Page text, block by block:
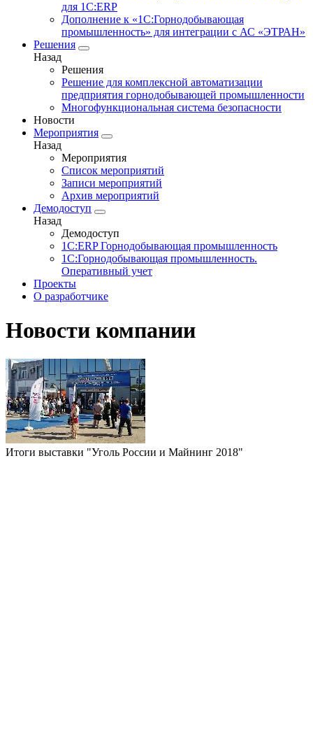
для 1С:ERP
Дополнение к «1С:Горнодобывающая
промышленность» для интеграции с АС «ЭТРАН»
Решения
Назад
Решения
Решение для комплексной автоматизации
предприятия горнодобывающей промышленности
Многофункциональная система безопасности
Новости
Мероприятия
Назад
Мероприятия
Список мероприятий
Записи мероприятий
Архив мероприятий
Демодоступ
Назад
Демодоступ
1С:ERP Горнодобывающая промышленность
1С:Горнодобывающая промышленность.
Оперативный учет
Проекты
О разработчике
Новости компании
Итоги выставки "Уголь России и Майнинг 2018"